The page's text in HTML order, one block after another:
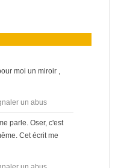
moi un miroir ,
un abus
parle. Oser, c'est
Cet écrit me